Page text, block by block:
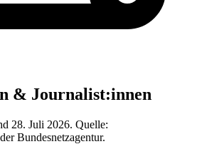
& Journalist:innen
28. Juli 2026. Quelle:
Bundesnetzagentur.